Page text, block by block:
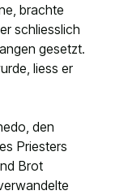
brachte
schliesslich
gesetzt.
liess er
den
Priesters
Brot